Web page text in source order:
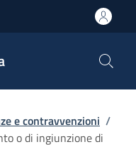
e contravvenzioni /
o di ingiunzione di